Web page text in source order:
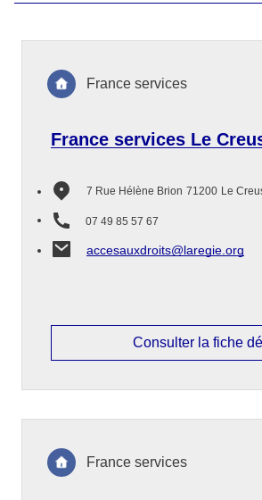
France services Le
7 Rue Hélène Brion 71200 Le
07 49 85 57 67
accesauxdroits@laregie.org
France services
Consulter la fiche
France services